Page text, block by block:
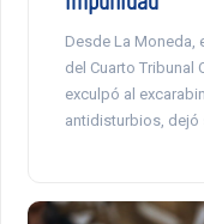
Desde La Moneda,
del Cuarto Tribunal
exculpó al
antidisturbios, dejó